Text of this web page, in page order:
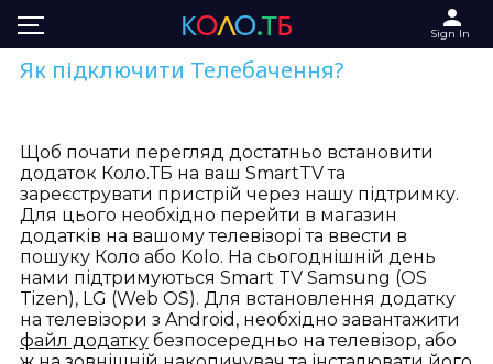
Sign In
Як підключити Телебачення?
Щоб почати перегляд достатньо встановити
додаток Коло.ТБ на ваш SmartTV та
зареєструвати пристрій через нашу підтримку.
Для цього необхідно перейти в магазин
додатків на вашому телевізорі та ввести в
пошуку Коло або Kolo. На сьогоднішній день
нами підтримуються Smart TV Samsung (OS
Tizen), LG (Web OS). Для встановлення додатку
на телевізори з Android, необхідно завантажити
файл додатку безпосередньо на телевізор, або